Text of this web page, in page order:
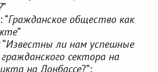
”
“Гражданское общество как
”
Известны ли нам успешные
сектора на
на Донбассе?”;